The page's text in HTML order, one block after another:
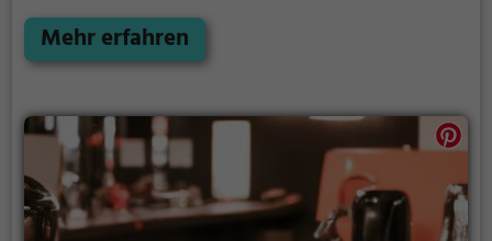
Wein - hier wird jeder fündig. Auch Liebhaber von
Pizza und italienischer Küche kommen auf ihre
gönne dir eine Auszeit im Café Greifs Land Cafe. Hier
lässt es sich herrlich entspannen und genießen.
Mehr erfahren